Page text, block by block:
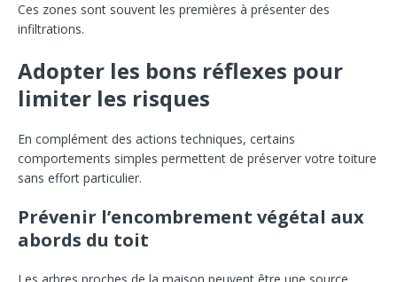
Ces zones sont souvent les premières à présenter des
infiltrations.
Adopter les bons réflexes pour
limiter les risques
En complément des actions techniques, certains
comportements simples permettent de préserver votre toiture
sans effort particulier.
Prévenir l’encombrement végétal aux
abords du toit